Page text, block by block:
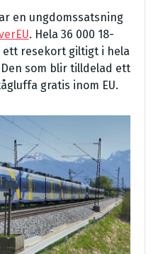
en ungdomssatsning
. Hela 36 000 18-
resekort giltigt i hela
som blir tilldelad ett
gratis inom EU.